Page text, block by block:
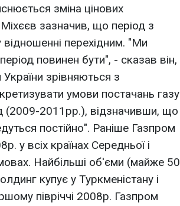
зміна цінових
зазначив, що період з
перехідним. "Ми
повинен бути", - сказав він,
зрівняються з
умови постачань газу
(2009-2011рр.), відзначивши, що
постійно". Раніше Газпром
у всіх країнах Середньої і
Найбільші об'єми (майже 50
купує у Туркменістану і
півріччі 2008р. Газпром